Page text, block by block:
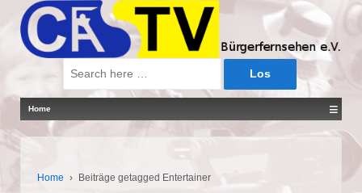
nach:
Home ≡
Home › Beiträge getagged Entertainer